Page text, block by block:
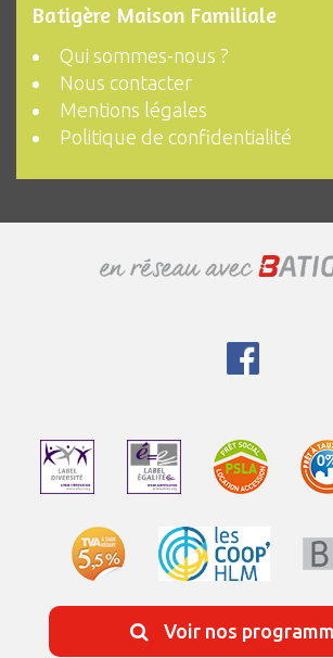
Voir nos
Batigère Maison Familiale
Qui sommes-nous ?
Nous contacter
Mentions légales
Politique de confidentialité